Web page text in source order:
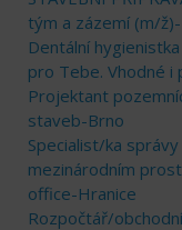
tým a zázemí (m/
Dentální
pro Tebe. Vhodné
Projektant
staveb-Brno
Specialist/ka
mezinárodním
office-Hranice
Rozpočtář/